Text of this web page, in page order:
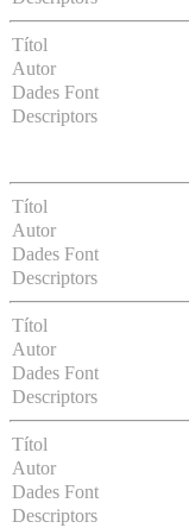
Títol
Autor
Dades Font
Descriptors
Títol
Autor
Dades Font
Descriptors
Títol
Autor
Dades Font
Descriptors
Títol
Autor
Dades Font
Descriptors